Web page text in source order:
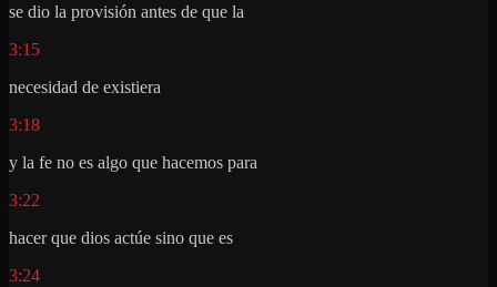
se dio la provisión antes de que la
3:15
necesidad de existiera
3:18
y la fe no es algo que hacemos para
3:22
hacer que dios actúe sino que es
3:24